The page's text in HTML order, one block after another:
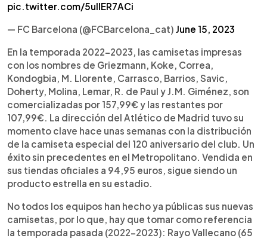
pic.twitter.com/5ulIER7ACi
— FC Barcelona (@FCBarcelona_cat) June 15, 2023
En la temporada 2022-2023, las camisetas impresas
con los nombres de Griezmann, Koke, Correa,
Kondogbia, M. Llorente, Carrasco, Barrios, Savic,
Doherty, Molina, Lemar, R. de Paul y J.M. Giménez, son
comercializadas por 157,99€ y las restantes por
107,99€. La dirección del Atlético de Madrid tuvo su
momento clave hace unas semanas con la distribución
de la camiseta especial del 120 aniversario del club. Un
éxito sin precedentes en el Metropolitano. Vendida en
sus tiendas oficiales a 94,95 euros, sigue siendo un
producto estrella en su estadio.
No todos los equipos han hecho ya públicas sus nuevas
camisetas, por lo que, hay que tomar como referencia
la temporada pasada (2022-2023): Rayo Vallecano (65